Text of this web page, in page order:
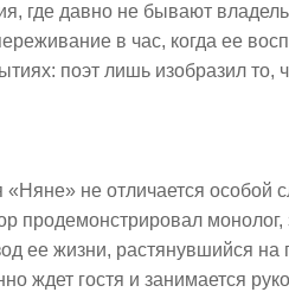
где давно не бывают
в час, когда ее
поэт лишь изобразил то,
«Няне» не отличается особой
продемонстрировал
ее жизни, растянувшийся
ждет гостя и занимается